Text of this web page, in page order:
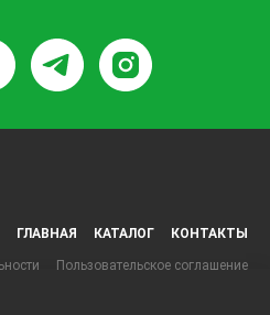
ГЛАВНАЯ КАТАЛОГ КОНТАКТЫ
Пользовательское соглашение